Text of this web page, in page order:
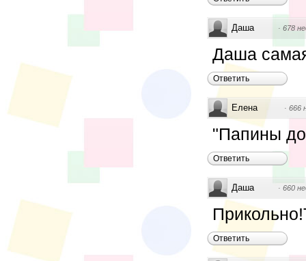
Даша · 678
Даша
Ответить
Елена · 666
"Папины
Ответить
Даша · 660
Ответить